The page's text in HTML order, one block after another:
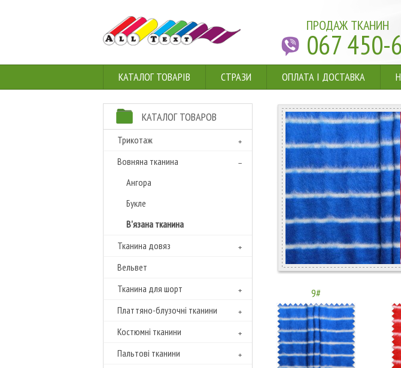
ПРОДАЖ ТКАНИН
067 450-
КАТАЛОГ ТОВАРІВ СТРАЗИ ОПЛАТА І ДОСТАВКА
КАТАЛОГ ТОВАРОВ
Трикотаж
Вовняна тканина
Ангора
Букле
В'язана тканина
Тканина довяз
Вельвет
Тканина для шорт
Платтяно-блузочні тканини
Костюмні тканини
Пальтові тканини
9#